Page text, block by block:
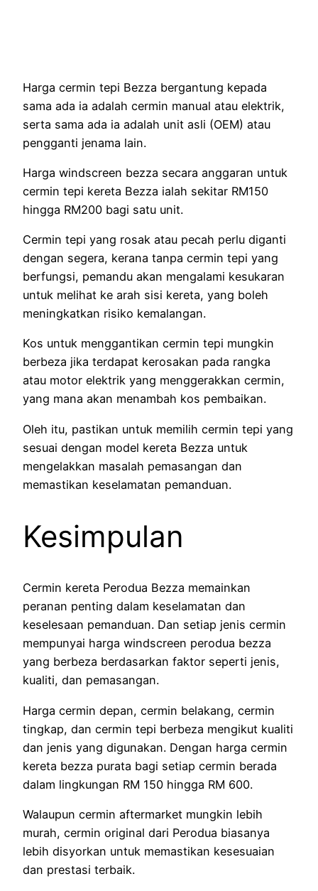
Harga cermin tepi Bezza bergantung kepada
sama ada ia adalah cermin manual atau elektrik,
serta sama ada ia adalah unit asli (OEM) atau
pengganti jenama lain.
Harga windscreen bezza secara anggaran untuk
cermin tepi kereta Bezza ialah sekitar RM150
hingga RM200 bagi satu unit.
Cermin tepi yang rosak atau pecah perlu diganti
dengan segera, kerana tanpa cermin tepi yang
berfungsi, pemandu akan mengalami kesukaran
untuk melihat ke arah sisi kereta, yang boleh
meningkatkan risiko kemalangan.
Kos untuk menggantikan cermin tepi mungkin
berbeza jika terdapat kerosakan pada rangka
atau motor elektrik yang menggerakkan cermin,
yang mana akan menambah kos pembaikan.
Oleh itu, pastikan untuk memilih cermin tepi yang
sesuai dengan model kereta Bezza untuk
mengelakkan masalah pemasangan dan
memastikan keselamatan pemanduan.
Kesimpulan
Cermin kereta Perodua Bezza memainkan
peranan penting dalam keselamatan dan
keselesaan pemanduan. Dan setiap jenis cermin
mempunyai harga windscreen perodua bezza
yang berbeza berdasarkan faktor seperti jenis,
kualiti, dan pemasangan.
Harga cermin depan, cermin belakang, cermin
tingkap, dan cermin tepi berbeza mengikut kualiti
dan jenis yang digunakan. Dengan harga cermin
kereta bezza purata bagi setiap cermin berada
dalam lingkungan RM 150 hingga RM 600.
Walaupun cermin aftermarket mungkin lebih
murah, cermin original dari Perodua biasanya
lebih disyorkan untuk memastikan kesesuaian
dan prestasi terbaik.